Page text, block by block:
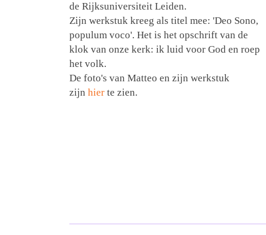
de Rijksuniversiteit Leiden.
Zijn werkstuk kreeg als titel mee: 'Deo Sono,
populum voco'. Het is het opschrift van de
klok van onze kerk: ik luid voor God en roep
het volk.
De foto's van Matteo en zijn werkstuk
zijn hier te zien.